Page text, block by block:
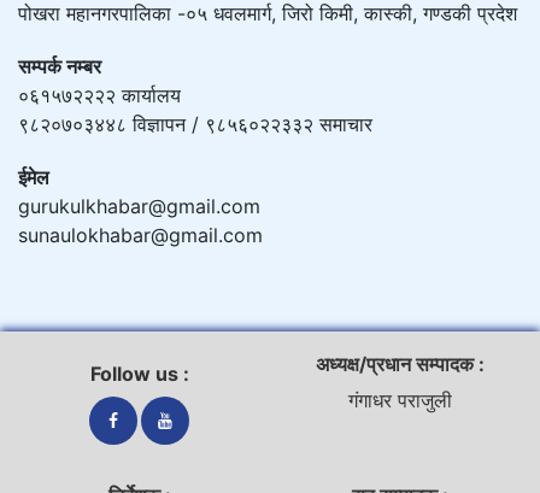
पोखरा महानगरपालिका -०५ धवलमार्ग, जिरो किमी, कास्की, गण्डकी प्रदेश
सम्पर्क नम्बर
०६१५७२२२२ कार्यालय
९८२०७०३४४८ विज्ञापन / ९८५६०२२३३२ समाचार
ईमेल
gurukulkhabar@gmail.com
sunaulokhabar@gmail.com
Follow us :
अध्यक्ष/प्रधान सम्पादक :
गंगाधर पराजुली